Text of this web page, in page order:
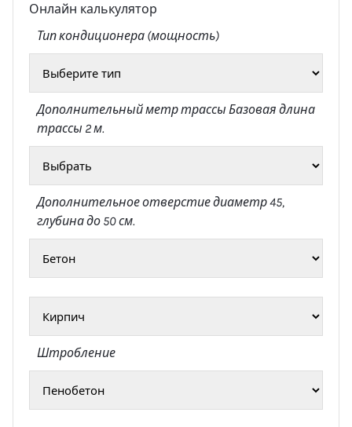
Онлайн калькулятор
Тип кондиционера (мощность)
Дополнительный метр трассы Базовая длина
трассы 2 м.
Дополнительное отверстиедиаметр 45,
глубина до 50 см.
Штробление